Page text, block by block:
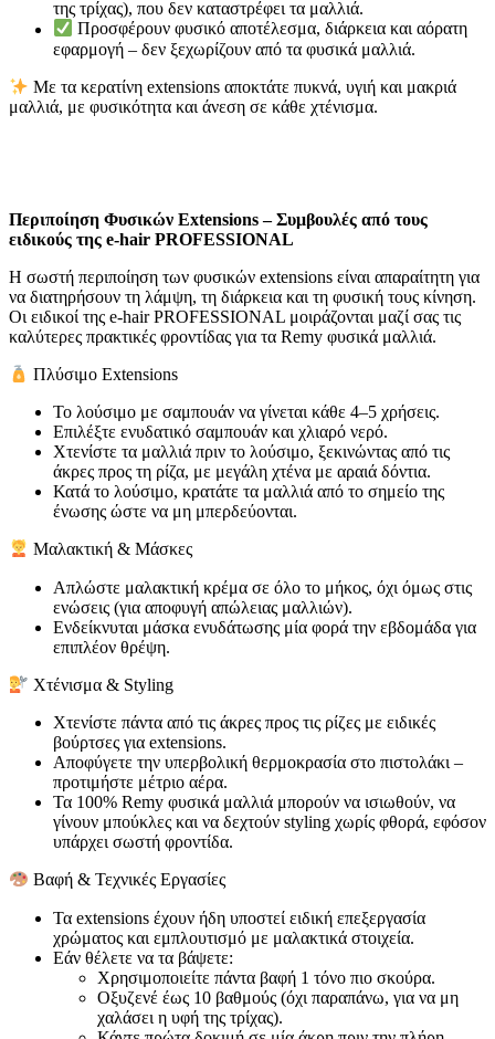
της τρίχας), που δεν καταστρέφει τα μαλλιά.
Προσφέρουν φυσικό αποτέλεσμα, διάρκεια και αόρατη
εφαρμογή – δεν ξεχωρίζουν από τα φυσικά μαλλιά.
Με τα κερατίνη extensions αποκτάτε πυκνά, υγιή και μακριά
μαλλιά, με φυσικότητα και άνεση σε κάθε χτένισμα.
Περιποίηση Φυσικών Extensions – Συμβουλές από τους
ειδικούς της e-hair PROFESSIONAL
Η σωστή περιποίηση των φυσικών extensions είναι απαραίτητη για
να διατηρήσουν τη λάμψη, τη διάρκεια και τη φυσική τους κίνηση.
Οι ειδικοί της e-hair PROFESSIONAL μοιράζονται μαζί σας τις
καλύτερες πρακτικές φροντίδας για τα Remy φυσικά μαλλιά.
Πλύσιμο Extensions
Το λούσιμο με σαμπουάν να γίνεται κάθε 4–5 χρήσεις.
Επιλέξτε ενυδατικό σαμπουάν και χλιαρό νερό.
Χτενίστε τα μαλλιά πριν το λούσιμο, ξεκινώντας από τις
άκρες προς τη ρίζα, με μεγάλη χτένα με αραιά δόντια.
Κατά το λούσιμο, κρατάτε τα μαλλιά από το σημείο της
ένωσης ώστε να μη μπερδεύονται.
Μαλακτική & Μάσκες
Απλώστε μαλακτική κρέμα σε όλο το μήκος, όχι όμως στις
ενώσεις (για αποφυγή απώλειας μαλλιών).
Ενδείκνυται μάσκα ενυδάτωσης μία φορά την εβδομάδα για
επιπλέον θρέψη.
Χτένισμα & Styling
Χτενίστε πάντα από τις άκρες προς τις ρίζες με ειδικές
βούρτσες για extensions.
Αποφύγετε την υπερβολική θερμοκρασία στο πιστολάκι –
προτιμήστε μέτριο αέρα.
Τα 100% Remy φυσικά μαλλιά μπορούν να ισιωθούν, να
γίνουν μπούκλες και να δεχτούν styling χωρίς φθορά, εφόσον
υπάρχει σωστή φροντίδα.
Βαφή & Τεχνικές Εργασίες
Τα extensions έχουν ήδη υποστεί ειδική επεξεργασία
χρώματος και εμπλουτισμό με μαλακτικά στοιχεία.
Εάν θέλετε να τα βάψετε:
Χρησιμοποιείτε πάντα βαφή 1 τόνο πιο σκούρα.
Οξυζενέ έως 10 βαθμούς (όχι παραπάνω, για να μη
χαλάσει η υφή της τρίχας).